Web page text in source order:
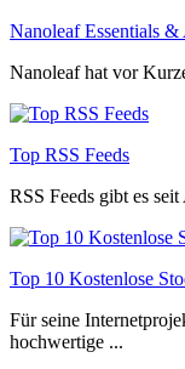
Nanoleaf Essentials &
Nanoleaf hat vor
Top RSS Feeds
RSS Feeds gibt es
Top 10 Kostenlose
Für seine
hochwertige ...